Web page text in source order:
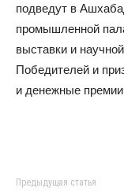
подведут в
промышленной
выставки и
Победителей и
и денежные
Предыдущая статья